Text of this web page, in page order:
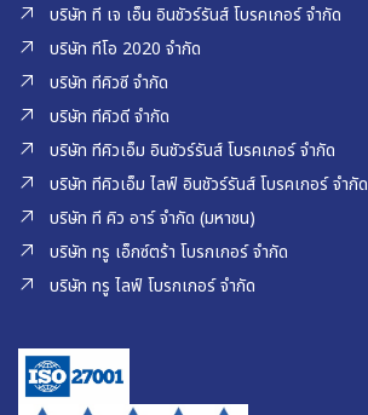
บริษัท ที เจ เอ็น อินชัวร์รันส์ โบรคเกอร์ จำกัด
บริษัท ทีโอ 2020 จำกัด
บริษัท ทีคิวซี จำกัด
บริษัท ทีคิวดี จำกัด
บริษัท ทีคิวเอ็ม อินชัวร์รันส์ โบรคเกอร์ จำกัด
บริษัท ทีคิวเอ็ม ไลฟ์ อินชัวร์รันส์ โบรคเกอร์ จำกัด
บริษัท ที คิว อาร์ จำกัด (มหาชน)
บริษัท ทรู เอ็กซ์ตร้า โบรกเกอร์ จำกัด
บริษัท ทรู ไลฟ์ โบรกเกอร์ จำกัด